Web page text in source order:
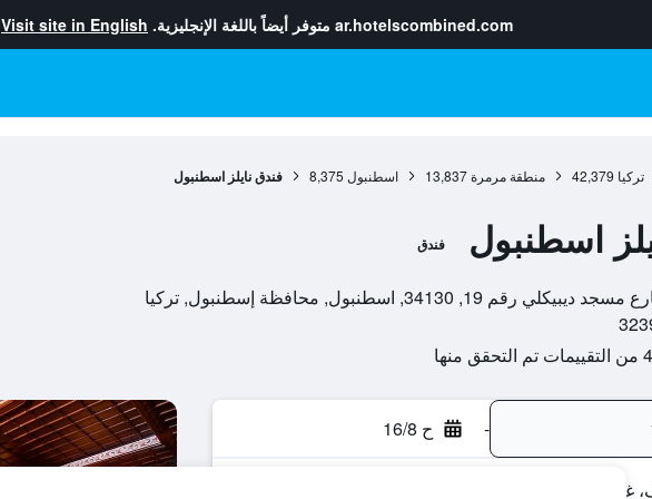
ar.hotelscombined.com متوفر أيضاً باللغة الإنجليزية. Visit site in English
تركيا 42,379 منطقة مرمرة 13,837 اسطنبول 8,375 فندق نايلز اسطنبول
اسطنبول فندق
19, 34130, اسطنبول, محافظة إسطنبول, تركيا
منها
- ح 16/8